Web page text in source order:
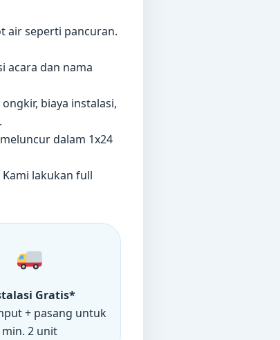
air seperti pancuran.
acara dan nama
biaya instalasi,
dalam 1x24
lakukan full
Gratis*
+ pasang untuk
min. 2 unit